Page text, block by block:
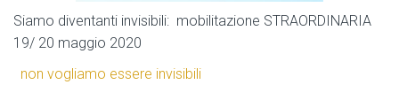
Siamo diventanti invisibili: mobilitazione STRAORDINARIA
19/ 20 maggio 2020
non vogliamo essere invisibili